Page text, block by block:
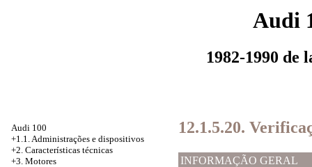
Audi
1982-1990 de
Audi 100
+1.1. Administrações e dispositivos
+2. Características técnicas
+3. Motores
12.1.5.20.
INFORMAÇÃO GERAL